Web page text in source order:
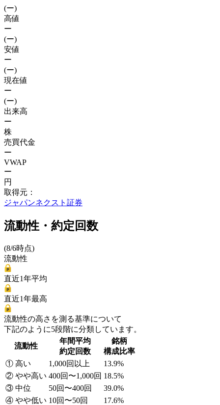
(ー)
高値
ー
(ー)
安値
ー
(ー)
現在値
ー
(ー)
出来高
ー
株
売買代金
ー
VWAP
ー
円
取得元：
ジャパンネクスト証券
流動性・約定回数
(8/6時点)
流動性
直近1年平均
直近1年最高
流動性の高さを測る基準について
下記のように5段階に分類しています。
流動性
年間平均
約定回数
銘柄
構成比率
① 高い
1,000回以上
13.9%
② やや高い 400回〜1,000回 18.5%
③ 中位
50回〜400回
39.0%
④ やや低い 10回〜50回
17.6%